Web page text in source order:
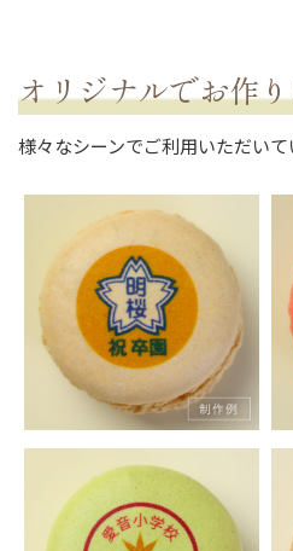
オリジナルでお作
様々なシーンでご利用いただいて